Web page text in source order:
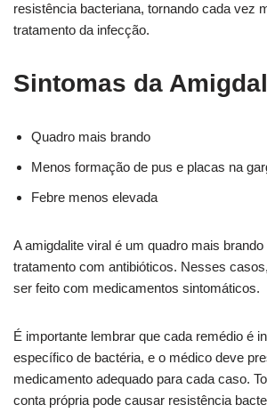
resistência bacteriana, tornando cada vez
tratamento da infecção.
Sintomas da
Quadro mais brando
Menos formação de pus e placas na
Febre menos elevada
A amigdalite viral é um quadro mais
tratamento com antibióticos. Nesses
ser feito com medicamentos sintomáticos.
É importante lembrar que cada remédio é
específico de bactéria, e o médico deve
medicamento adequado para cada caso.
conta própria pode causar resistência